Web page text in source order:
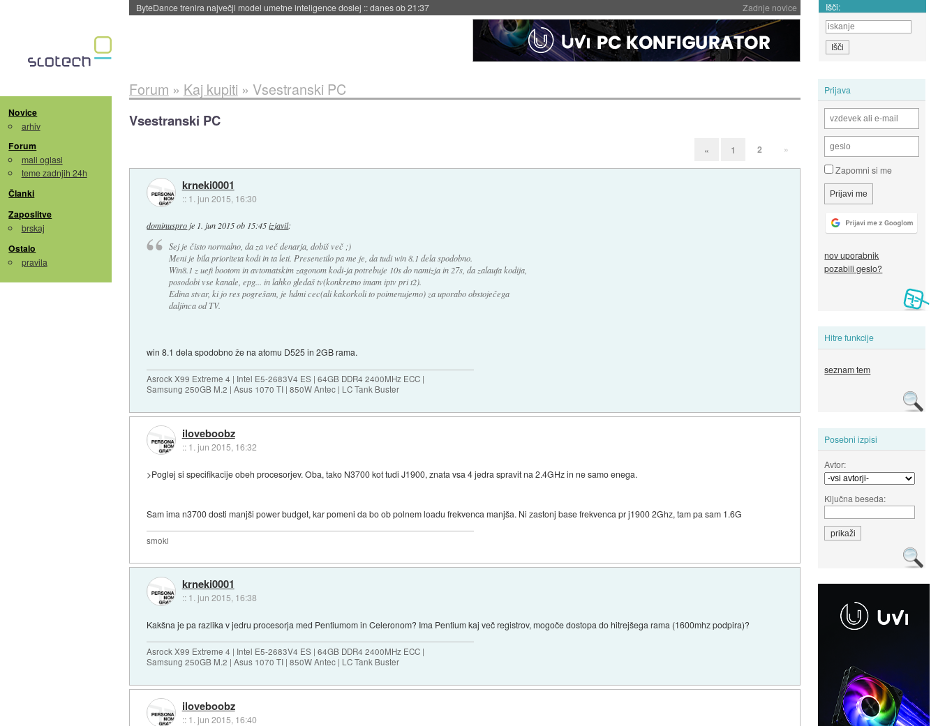
Zadnje novice
Spletne strani začele streči oglase za agente umetne inteligence::danes ob 21:23 Išči:
Novice
arhiv
Forum
mali oglasi
teme zadnjih 24h
Članki
Zaposlitve
brskaj
Ostalo
pravila
Prijava
Zapomni si me
nov uporabnik
pozabili geslo?
Hitre funkcije
seznam tem
Posebni izpisi
Avtor:
Ključna beseda:
Forum » Kaj kupiti » Vsestranski PC
Vsestranski PC
« 1 2 »
krneki0001
:: 1. jun 2015, 16:30
dominuspro je 1. jun 2015 ob 15:45 izjavil:
Sej je čisto normalno, da za več denarja, dobiš več ;)
Meni je bila prioriteta kodi in ta leti. Presenetilo pa me je, da tudi win 8.1 dela spodobno.
Win8.1 z uefi bootom in avtomatskim zagonom kodi-ja potrebuje 10s do namizja in 27s, da zalaufa kodija,
posodobi vse kanale, epg... in lahko gledaš tv(konkretno imam iptv pri t2).
Edina stvar, ki jo res pogrešam, je hdmi cec(ali kakorkoli to poimenujemo) za uporabo obstoječega
daljinca od TV.
win 8.1 dela spodobno že na atomu D525 in 2GB rama.
Asrock X99 Extreme 4 | Intel E5-2683V4 ES | 64GB DDR4 2400MHz ECC |
Samsung 250GB M.2 | Asus 1070 TI | 850W Antec | LC Tank Buster
iloveboobz
:: 1. jun 2015, 16:32
>Poglej si specifikacije obeh procesorjev. Oba, tako N3700 kot tudi J1900, znata vsa 4 jedra spravit na 2.4GHz in ne samo enega.
Sam ima n3700 dosti manjši power budget, kar pomeni da bo ob polnem loadu frekvenca manjša. Ni zastonj base frekvenca pr j1900 2Ghz, tam pa sam 1.6G
smoki
krneki0001
:: 1. jun 2015, 16:38
Kakšna je pa razlika v jedru procesorja med Pentiumom in Celeronom? Ima Pentium kaj več registrov, mogoče dostopa do hitrejšega rama (1600mhz podpira)?
Asrock X99 Extreme 4 | Intel E5-2683V4 ES | 64GB DDR4 2400MHz ECC |
Samsung 250GB M.2 | Asus 1070 TI | 850W Antec | LC Tank Buster
iloveboobz
:: 1. jun 2015, 16:40